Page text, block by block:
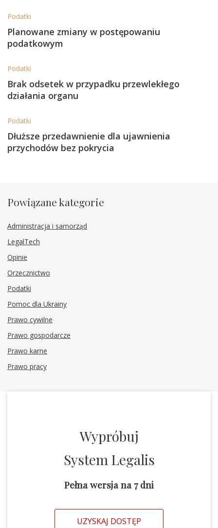
Podatki
Planowane zmiany w postępowaniu
podatkowym
Podatki
Brak odsetek w przypadku przewlekłego
działania organu
Podatki
Dłuższe przedawnienie dla ujawnienia
przychodów bez pokrycia
Powiązane kategorie
Administracja i samorząd
LegalTech
Opinie
Orzecznictwo
Podatki
Pomoc dla Ukrainy
Prawo cywilne
Prawo gospodarcze
Prawo karne
Prawo pracy
Wypróbuj
System Legalis
Pełna wersja na 7 dni
UZYSKAJ DOSTĘP